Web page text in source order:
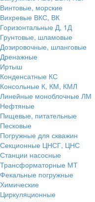
Винтовые, морские
Вихревые ВКС, ВК
Горизонтальные Д, 1Д
Грунтовые, шламовые
Дозировочные, шланговые
Дренажные
Иртыш
Конденсатные КС
Консольные К, КМ, КМЛ
Линейные моноблочные ЛМ
Нефтяные
Пищевые, питательные
Песковые
Погружные для скважин
Секционные ЦНСГ, ЦНС
Станции насосные
Трансформаторные МТ
Фекальные погружные
Химические
Циркуляционные